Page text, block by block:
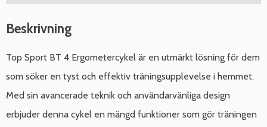
Beskrivning
Top Sport BT 4 Ergometercykel är en utmärkt lösning för dem
som söker en tyst och effektiv träningsupplevelse i hemmet.
Med sin avancerade teknik och användarvänliga design
erbjuder denna cykel en mängd funktioner som gör träningen